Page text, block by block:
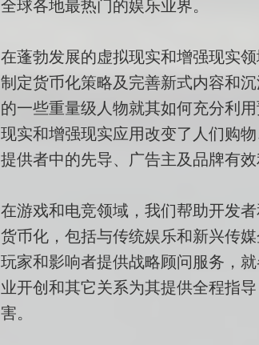
在蓬勃发展的虚拟现实和增强现实
制定货币化策略及完善新式内容和
的一些重量级人物就其如何充分利
现实和增强现实应用改变了人们购
提供者中的先导、广告主及品牌有
在游戏和电竞领域，我们帮助开发
货币化，包括与传统娱乐和新兴传
玩家和影响者提供战略顾问服务，
业开创和其它关系为其提供全程指
害。